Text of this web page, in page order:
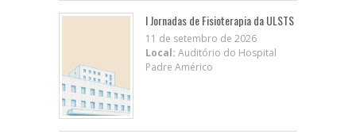
I Jornadas de Fisioterapia da ULSTS
11 de setembro de 2026
Local: Auditório do Hospital
Padre Américo